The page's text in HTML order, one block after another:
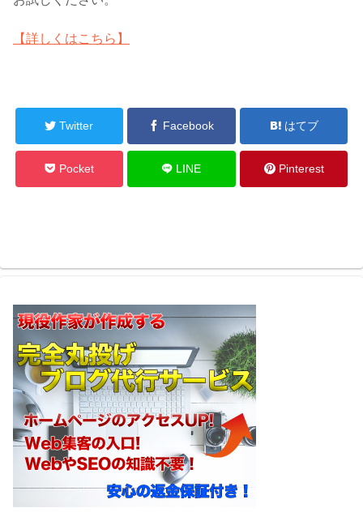
【詳しくはこちら】
Twitter Facebook はてブ
Pocket LINE Pinterest